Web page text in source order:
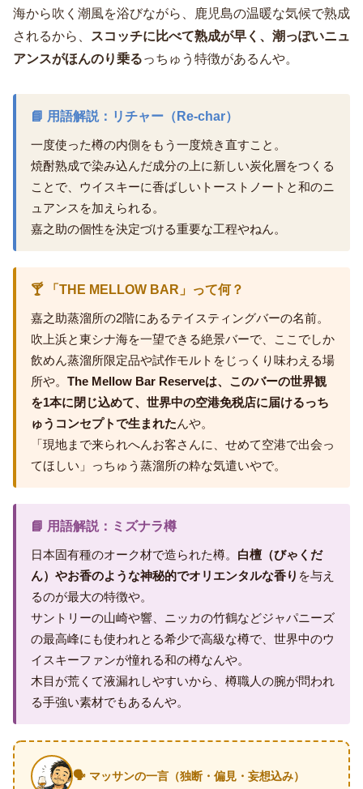
海から吹く潮風を浴びながら、鹿児島の温暖な気候で熟成
されるから、 スコッチに比べて熟成が早く、潮っぽいニュ
アンスがほんのり乗るっちゅう特徴があるんや。
📘 用語解説：リチャー（Re-char）
一度使った樽の内側をもう一度焼き直すこと。
焼酎熟成で染み込んだ成分の上に新しい炭化層をつくる
ことで、ウイスキーに香ばしいトーストノートと和のニ
ュアンスを加えられる。
嘉之助の個性を決定づける重要な工程やねん。
🍸 「THE MELLOW BAR」って何？
嘉之助蒸溜所の2階にあるテイスティングバーの名前。
吹上浜と東シナ海を一望できる絶景バーで、ここでしか
飲めん蒸溜所限定品や試作モルトをじっくり味わえる場
所や。 The Mellow Bar Reserveは、このバーの世界観
を1本に閉じ込めて、世界中の空港免税店に届けるっち
ゅうコンセプトで生まれたんや。
「現地まで来られへんお客さんに、せめて空港で出会っ
てほしい」っちゅう蒸溜所の粋な気遣いやで。
📘 用語解説：ミズナラ樽
日本固有種のオーク材で造られた樽。 白檀（びゃくだ
ん）やお香のような神秘的でオリエンタルな香り を与え
るのが最大の特徴や。
サントリーの山崎や響、ニッカの竹鶴などジャパニーズ
の最高峰にも使われとる希少で高級な樽で、世界中のウ
イスキーファンが憧れる和の樽なんや。
木目が荒くて液漏れしやすいから、樽職人の腕が問われ
る手強い素材でもあるんや。
🗣️ マッサンの一言（独断・偏見・妄想込み）